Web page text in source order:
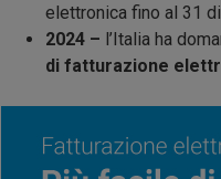
elettronica fino al 31
2024 – l’Italia ha
di fatturazione